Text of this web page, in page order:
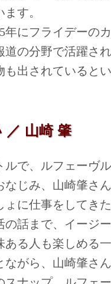
す。
にフライデーの
道の分野で活躍さ
出されているとい
／ 山崎 肇
で、ルフェーヴ
じみ、山崎肇さ
に仕事をしてき
の話まで、イージ
る人も楽しめる一
がら、山崎肇さ